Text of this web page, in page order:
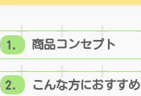
商品コンセプト
こんな方におすすめ